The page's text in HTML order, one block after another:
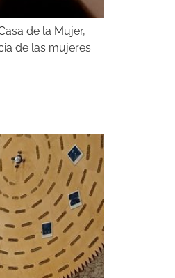
de la Mujer,
de las mujeres